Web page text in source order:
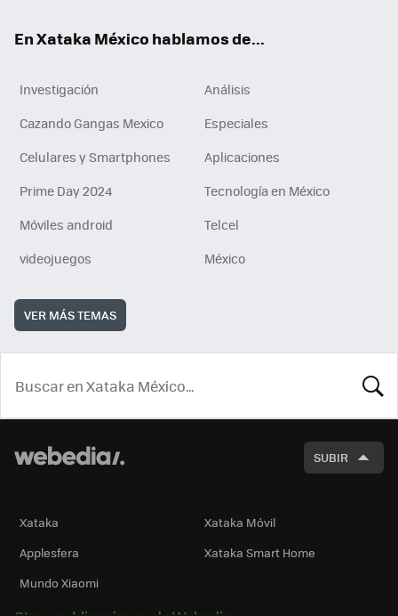
En Xataka México hablamos de...
Investigación
Análisis
Cazando Gangas Mexico
Especiales
Celulares y Smartphones
Aplicaciones
Prime Day 2024
Tecnología en México
Móviles android
Telcel
videojuegos
México
VER MÁS TEMAS
SUBIR
Xataka
Xataka Móvil
Applesfera
Xataka Smart Home
Mundo Xiaomi